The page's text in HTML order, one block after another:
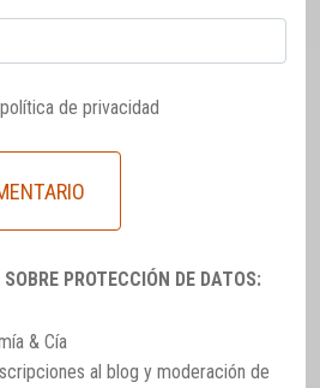
política de privacidad
PROTECCIÓN DE DATOS:
& Cía
al blog y moderación de